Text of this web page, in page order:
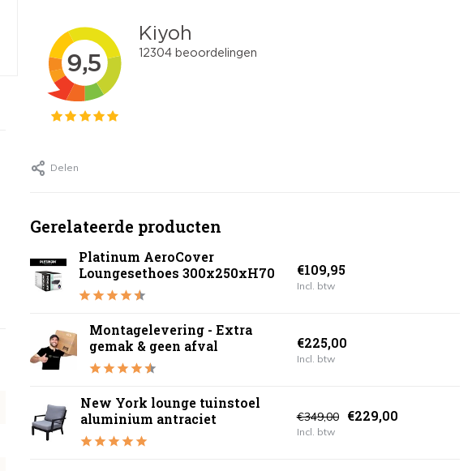
Delen
Gerelateerde producten
Platinum AeroCover
Loungesethoes 300x250xH70
€109,95
Incl. btw
Montagelevering - Extra
gemak & geen afval
€225,00
Incl. btw
New York lounge tuinstoel
aluminium antraciet
€349,00 €229,00
Incl. btw